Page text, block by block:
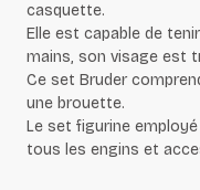
casquette.
Elle est capable de
mains, son visage est
Ce set Bruder
une brouette.
Le set figurine
tous les engins et